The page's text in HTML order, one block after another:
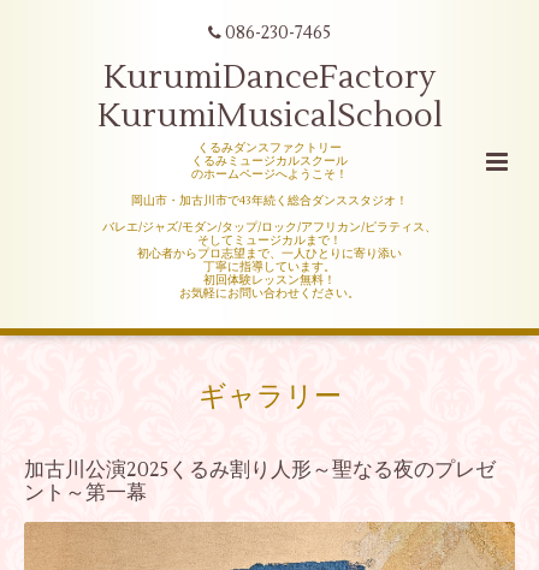
086-230-7465
KurumiDanceFactory
KurumiMusicalSchool
くるみダンスファクトリー
くるみミュージカルスクール
のホームページへようこそ！
岡山市・加古川市で43年続く総合ダンススタジオ！
バレエ/ジャズ/モダン/タップ/ロック/アフリカン/ピラティス、
そしてミュージカルまで！
初心者からプロ志望まで、一人ひとりに寄り添い
丁寧に指導しています。
初回体験レッスン無料！
お気軽にお問い合わせください。
ギャラリー
加古川公演2025くるみ割り人形～聖なる夜のプレゼ
ント～第一幕